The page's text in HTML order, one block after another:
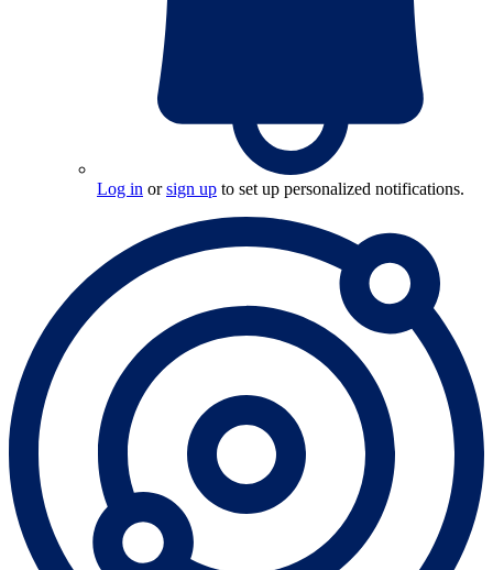
Log in orsign up to set up personalized notifications.